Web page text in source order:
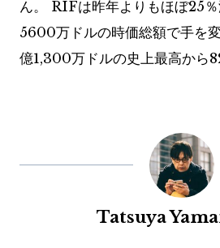
ん。 RIFは昨年よりもほぼ25％
5600万ドルの時価総額で手を
億1,300万ドルの史上最高から
Tatsuya